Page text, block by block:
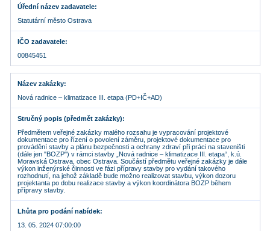
Úřední název zadavatele
Statutární město Ostrava
IČO zadavatele
00845451
Název zakázky
Nová radnice – klimatizace III. etapa (PD+IČ+AD)
Stručný popis (předmět zakázky)
Předmětem veřejné zakázky malého rozsahu je vypracování projektové
dokumentace pro řízení o povolení záměru, projektové dokumentace pro
provádění stavby a plánu bezpečnosti a ochrany zdraví při práci na staveništi
(dále jen "BOZP") v rámci stavby „Nová radnice – klimatizace III. etapa“, k.ú.
Moravská Ostrava, obec Ostrava. Součástí předmětu veřejné zakázky je dále
výkon inženýrské činnosti ve fázi přípravy stavby pro vydání takového
rozhodnutí, na jehož základě bude možno realizovat stavbu, výkon dozoru
projektanta po dobu realizace stavby a výkon koordinátora BOZP během
přípravy stavby.
Lhůta pro podání nabídek
13. 05. 2024 07:00:00